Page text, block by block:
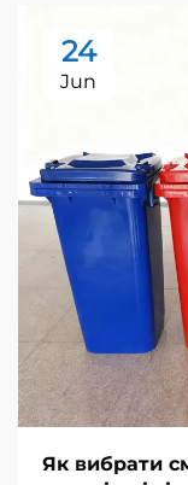
24
Jun
Як вибрати